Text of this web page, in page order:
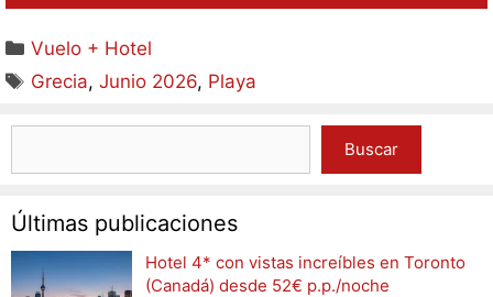
Vuelo + Hotel
Grecia,Junio 2026, Playa
Buscar
Últimas publicaciones
Hotel 4* con vistas increíbles en Toronto
(Canadá) desde 52€ p.p./noche